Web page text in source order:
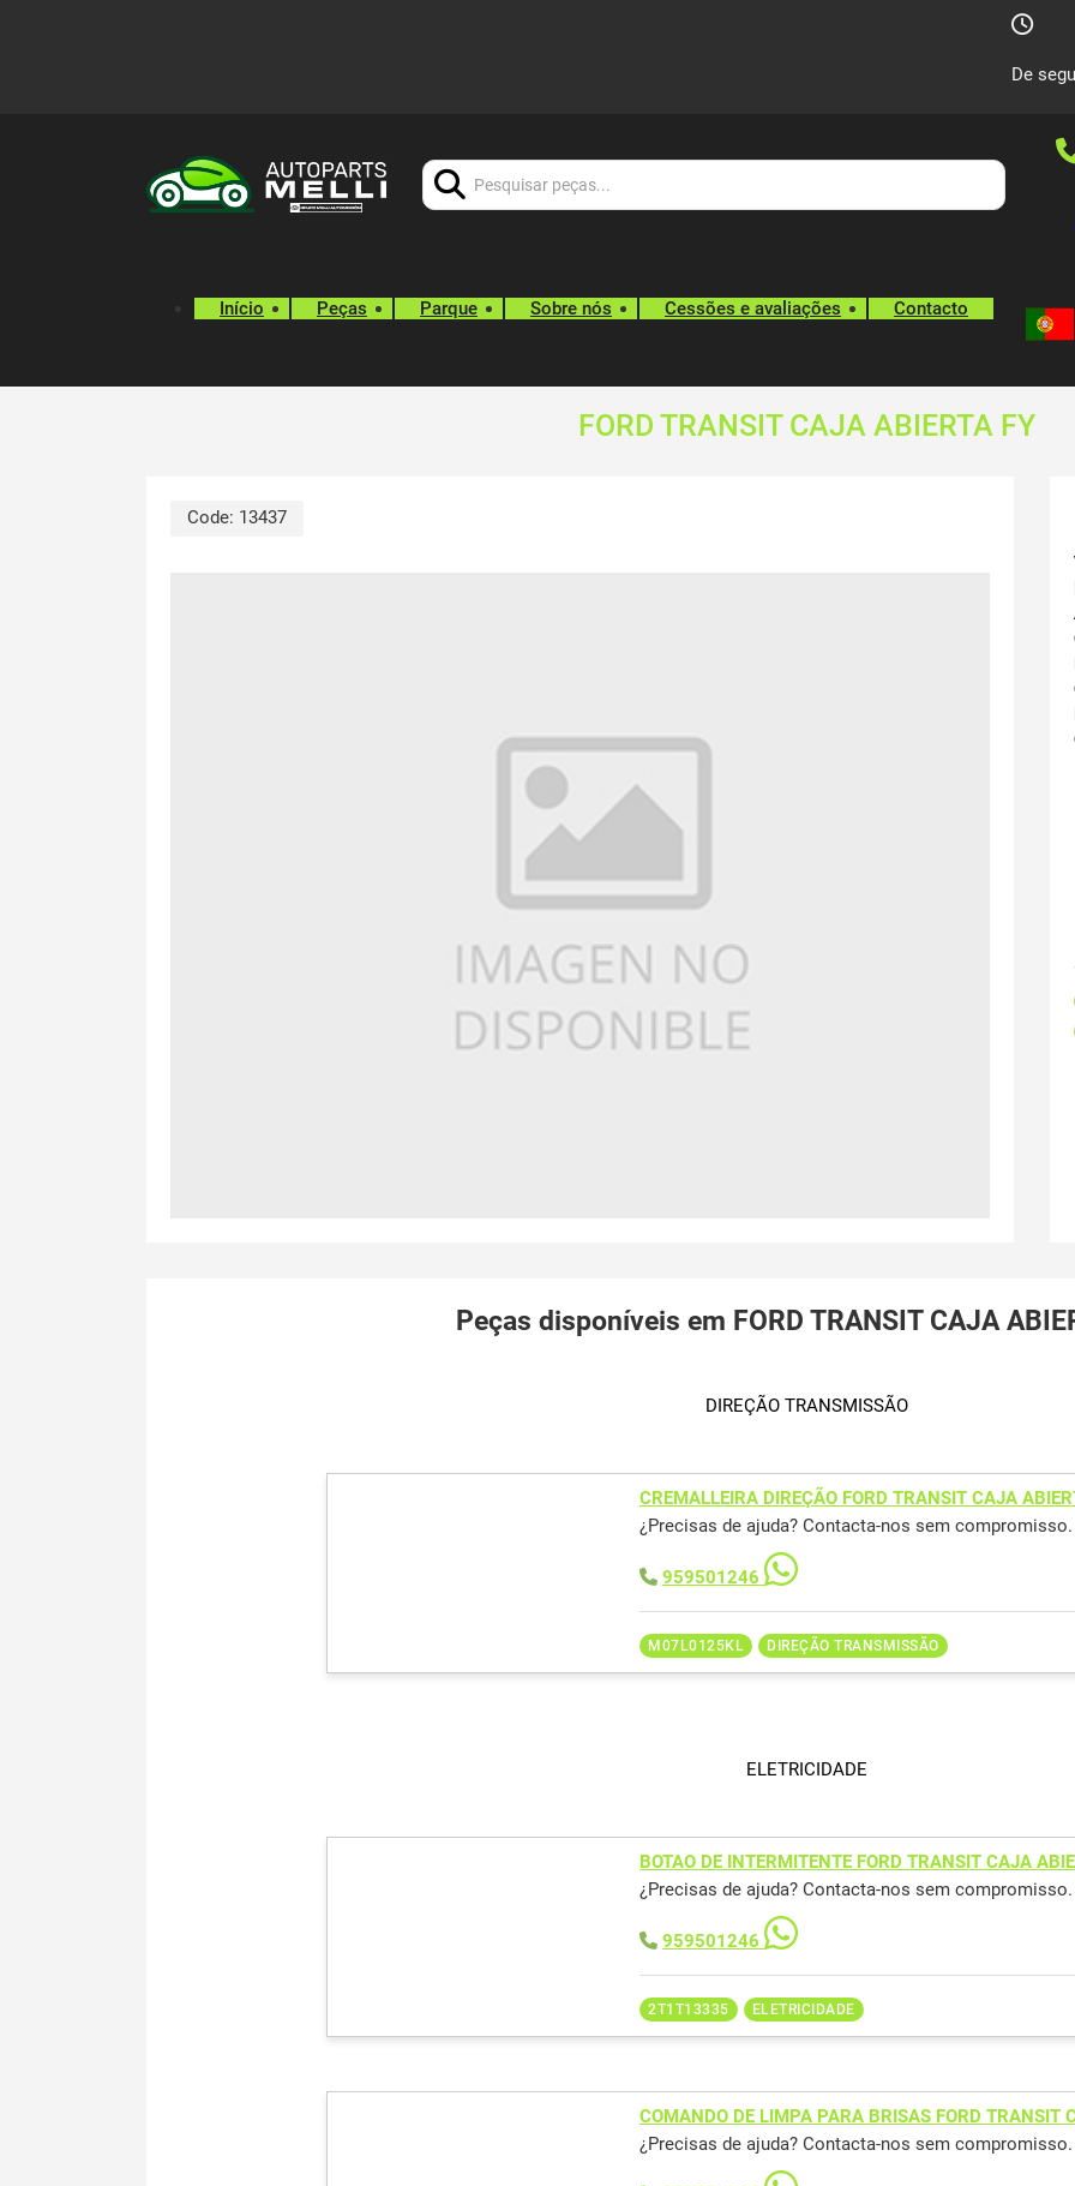
De
Início Peças Parque Sobre nós Cessões e avaliações Contacto
FORD TRANSIT CAJA ABIERTA FY
Code: 13437
Peças disponíveis em FORD TRANSIT CAJA
DIREÇÃO TRANSMISSÃO
CREMALLEIRA DIREÇÃO FORD TRANSIT CAJA
¿Precisas de ajuda? Contacta-nos sem compromisso.
959501246
M07L0125KL DIREÇÃO TRANSMISSÃO
ELETRICIDADE
BOTAO DE INTERMITENTE FORD TRANSIT CAJA
¿Precisas de ajuda? Contacta-nos sem compromisso.
959501246
2T1T13335 ELETRICIDADE
COMANDO DE LIMPA PARA BRISAS FORD TRANSIT
¿Precisas de ajuda? Contacta-nos sem compromisso.